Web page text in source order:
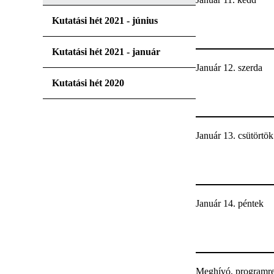
Kutatási hét 2021 - június
Kutatási hét 2021 - január
Kutatási hét 2020
Január 12. szerda
Január 13. csütörtök
Január 14. péntek
Meghívó,